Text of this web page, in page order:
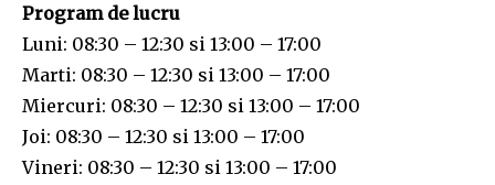
Program de lucru
Luni: 08:30 – 12:30 si 13:00 – 17:00
Marti: 08:30 – 12:30 si 13:00 – 17:00
Miercuri: 08:30 – 12:30 si 13:00 – 17:00
Joi: 08:30 – 12:30 si 13:00 – 17:00
Vineri: 08:30 – 12:30 si 13:00 – 17:00